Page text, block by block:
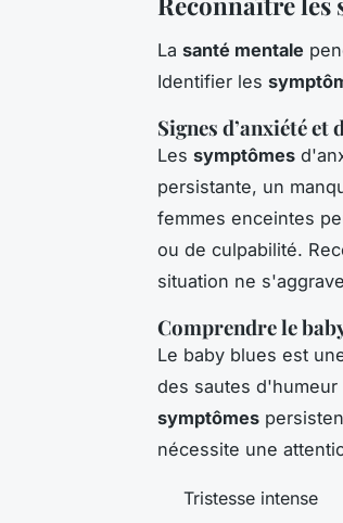
La santé mentale
Identifier les
Signes d’anxiété et
Les symptômes
persistante, un
femmes enceintes
ou de culpabilité.
situation ne
Comprendre le
Le baby blues est
des sautes
symptômes
nécessite une
Tristesse intense